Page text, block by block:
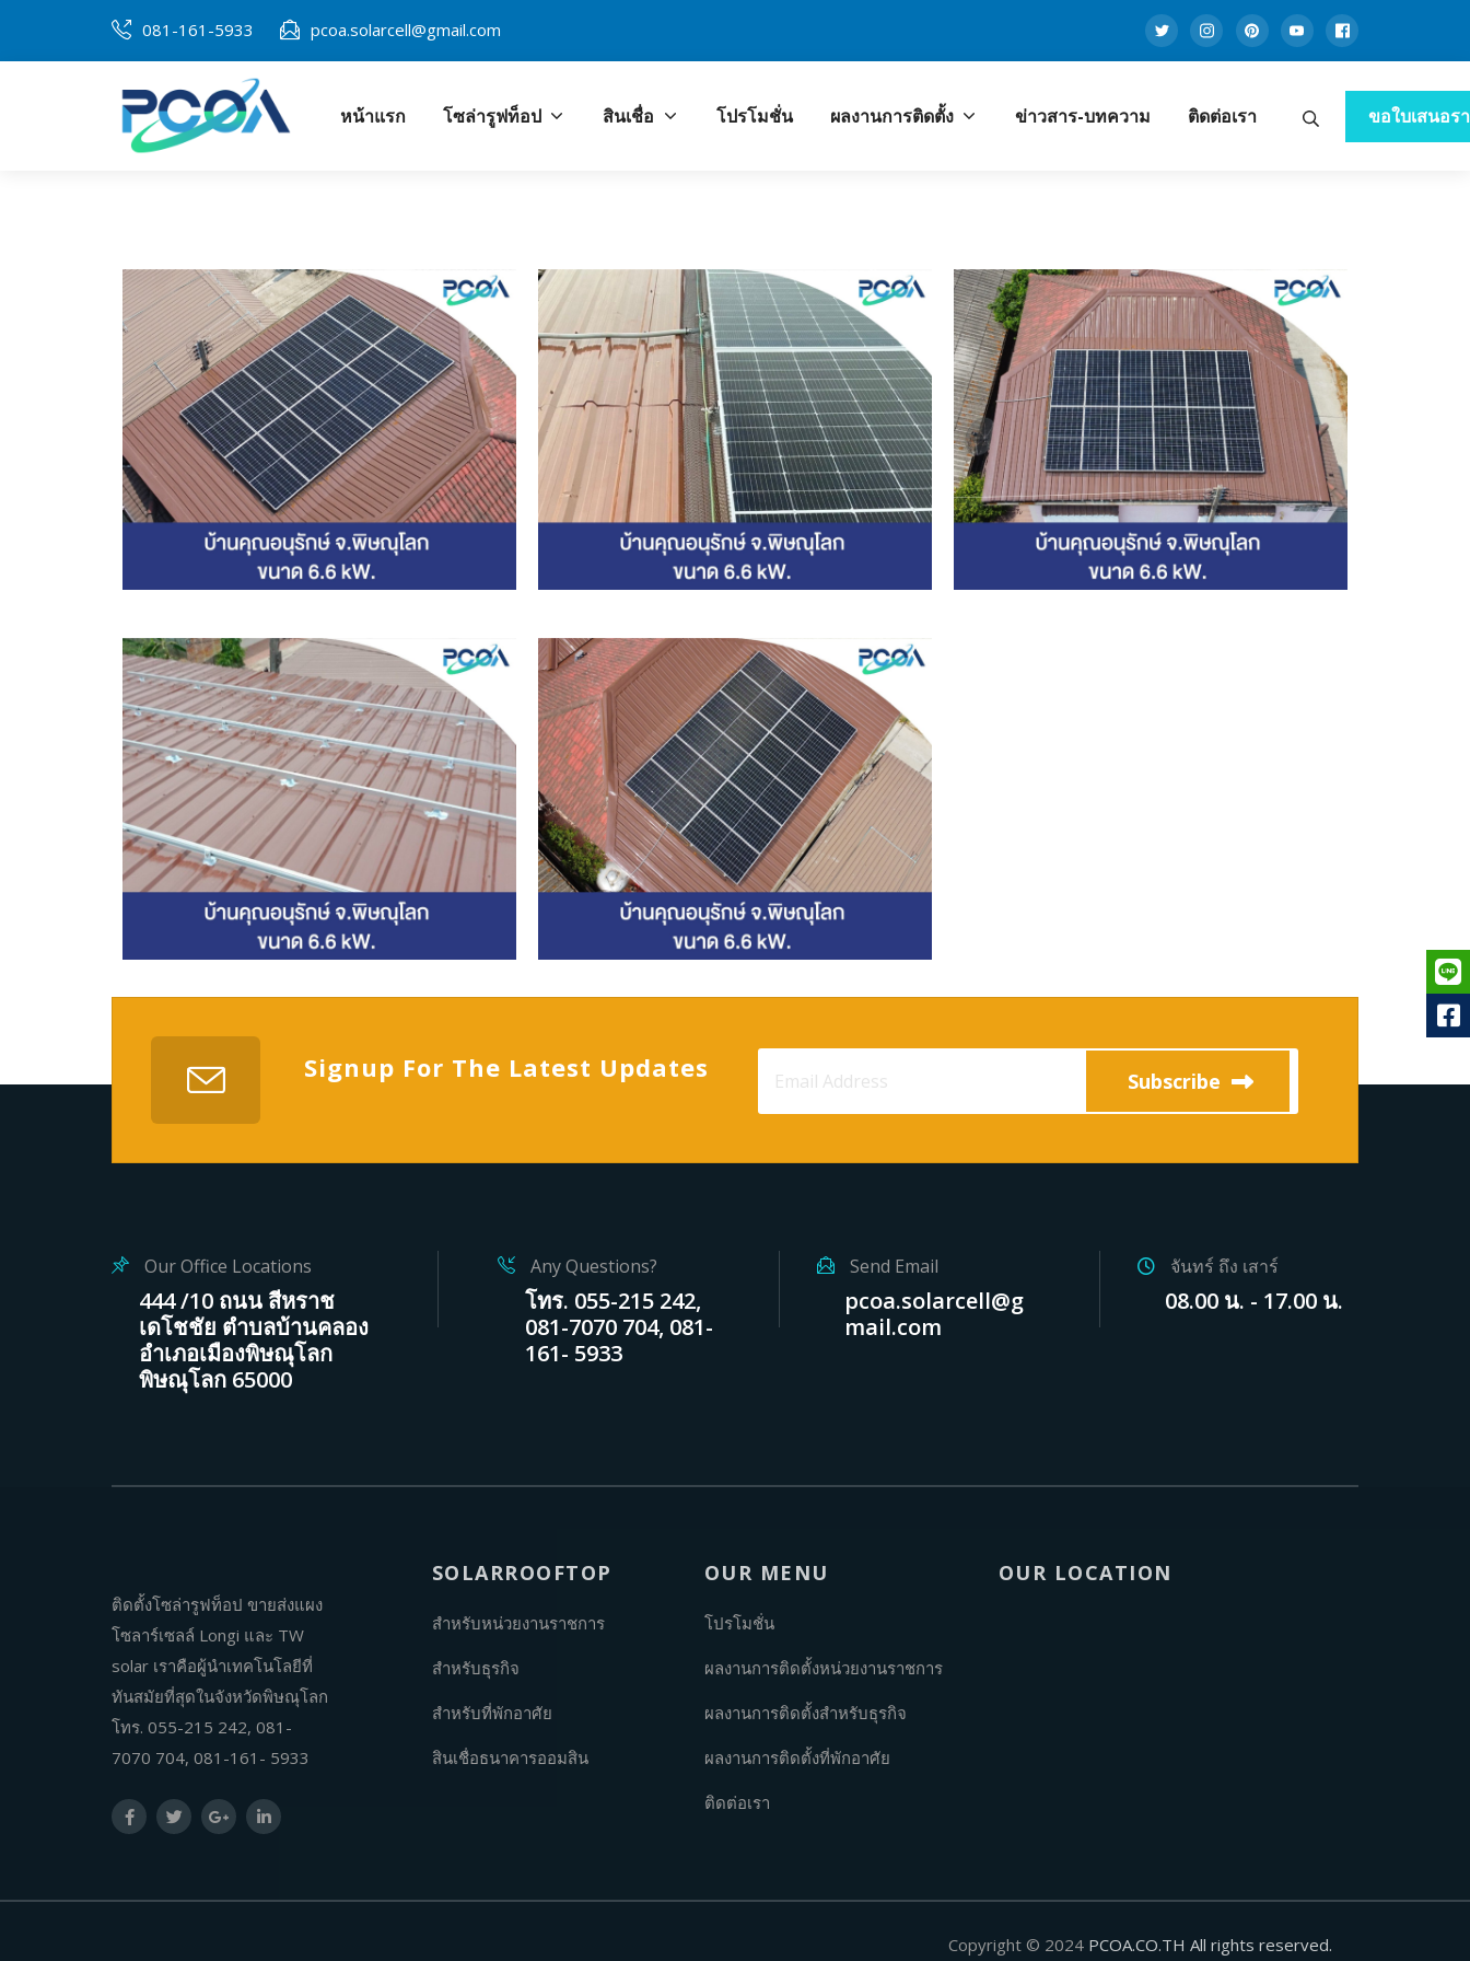
081-161-5933 pcoa.solarcell@gmail.com
หน้าแรก โซล่ารูฟท็อป สินเชื่อ โปรโมชั่น ผลงานการติดตั้ง ข่าวสาร-บทความ ติดต่อเรา ขอใบเสนอร
Signup For The Latest Updates
Our Office Locations
444 /10 ถนน สีหราช
เดโชชัย ตำบลบ้านคลอง
อำเภอเมืองพิษณุโลก
พิษณุโลก 65000
Any Questions?
โทร. 055-215 242,
081-7070 704, 081-
161- 5933
Send Email
pcoa.solarcell@g
mail.com
จันทร์ ถึง เสาร์
08.00 น. - 17.00 น.
ติดตั้งโซล่ารูฟท็อป ขายส่งแผง
โซลาร์เซลล์ Longi และ TW
solar เราคือผู้นำเทคโนโลยีที่
ทันสมัยที่สุดในจังหวัดพิษณุโลก
โทร. 055-215 242, 081-
7070 704, 081-161- 5933
SOLARROOFTOP
สำหรับหน่วยงานราชการ
สำหรับธุรกิจ
สำหรับที่พักอาศัย
สินเชื่อธนาคารออมสิน
OUR MENU
โปรโมชั่น
ผลงานการติดตั้งหน่วยงานราชการ
ผลงานการติดตั้งสำหรับธุรกิจ
ผลงานการติดตั้งที่พักอาศัย
ติดต่อเรา
OUR LOCATION
Copyright © 2024 PCOA.CO.TH All rights reserved.